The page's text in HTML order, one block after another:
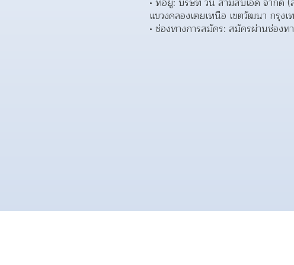
แขวงคลองเตยเหนือ เขตวัฒนา กรุง
ช่องทางการสมัคร: สมัครผ่านช่องท